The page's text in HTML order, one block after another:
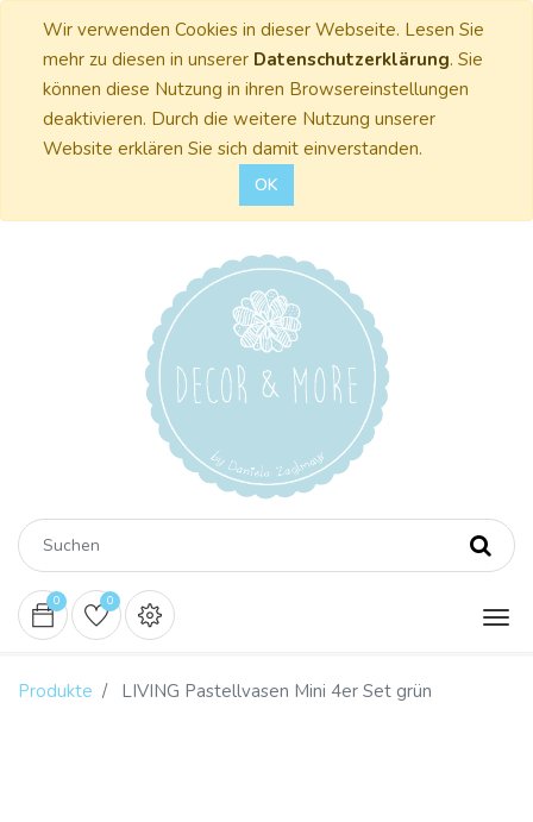
Wir verwenden Cookies in dieser Webseite. Lesen Sie
mehr zu diesen in unserer Datenschutzerklärung. Sie
können diese Nutzung in ihren Browsereinstellungen
deaktivieren. Durch die weitere Nutzung unserer
Website erklären Sie sich damit einverstanden.
OK
0 0
Produkte LIVING Pastellvasen Mini 4er Set grün